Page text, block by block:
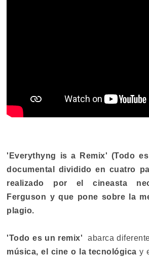
'Everythyng is a Remix' (Todo
documental dividido en cuatro
realizado por el cineasta
Ferguson y que pone sobre la
plagio.
'Todo es un remix' abarca
música, el cine o la tecnológicay